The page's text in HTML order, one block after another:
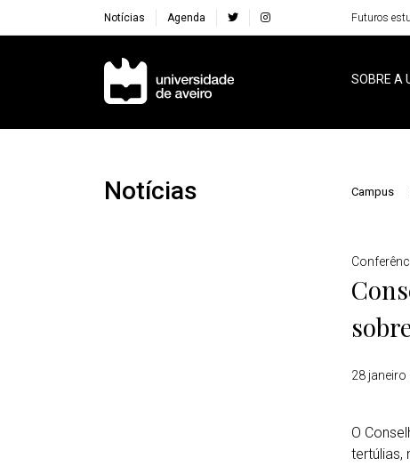
Notícias Agenda Futuros
Navegação Principal
SOBRE A
Notícias Campus
28 janeiro
O
tertúlias,